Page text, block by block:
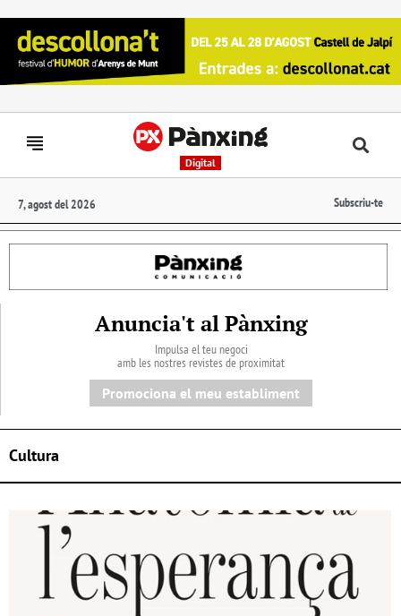
Digital
7, agost del 2026 Subscriu-te
Anuncia't al Pànxing
Impulsa el teu negoci
amb les nostres revistes de proximitat
Promociona el meu establiment
Cultura